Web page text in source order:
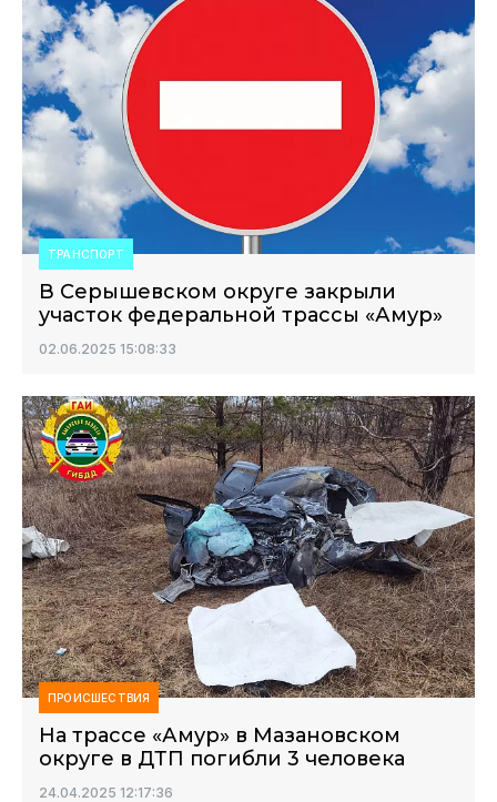
ТРАНСПОРТ
В Серышевском округе закрыли
участок федеральной трассы «Амур»
02.06.2025 15:08:33
ПРОИСШЕСТВИЯ
На трассе «Амур» в Мазановском
округе в ДТП погибли 3 человека
24.04.2025 12:17:36